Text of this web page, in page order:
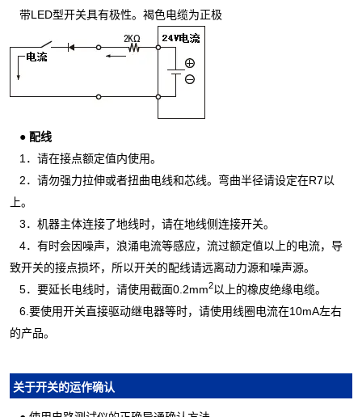
带LED型开关具有极性。褐色电缆为正极
● 配线
1．请在接点额定值内使用。
2．请勿强力拉伸或者扭曲电线和芯线。弯曲半径请设定在R7以
上。
3．机器主体连接了地线时，请在地线侧连接开关。
4．有时会因噪声，浪涌电流等感应，流过额定值以上的电流，导
致开关的接点损坏，所以开关的配线请远离动力源和噪声源。
5．要延长电线时，请使用截面0.2mm2以上的橡皮绝缘电缆。
6.要使用开关直接驱动继电器等时，请使用线圈电流在10mA左右
的产品。
关于开关的运作确认